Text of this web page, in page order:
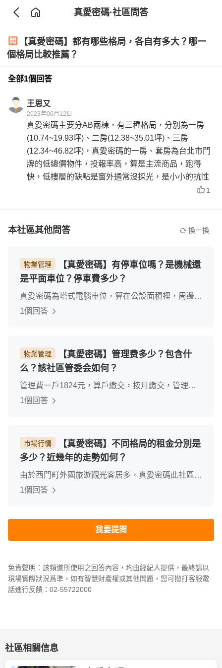
真愛密碼·社區問答
【真愛密碼】都有哪些格局，各自有多大？哪一
個格局比較推薦？
全部1個回答
王思又
2023年06月12日
真愛密碼主要分AB兩棟，有三種格局，分別為一房
(10.74~19.93坪)、二房(12.38~35.01坪)、三房
(12.34~46.82坪)，真愛密碼的一房、套房為台北市門
牌的低總價物件，投報率高，算是主流商品，跑得
快，低樓層的缺點是窗外通常沒採光，是小小的抗性
1
本社區其他問答 換一換
物業管理
【真愛密碼】有停車位嗎？是機械還
是平面車位？停車費多少？
真愛密碼為塔式電腦車位，算在公設面積裡，周邊有
峨嵋停車場，停車費區間落在三千五到五千內，西門
1個回答
物業管理
【真愛密碼】管理费多少？包含什
么？該社區管委会如何？
管理費一戶1824元，算戶繳交，按月繳交，管理費
包含社區維護，社區極為省電，和代收垃圾，代收信
為了維護住戶安全不可帶看。
1個回答
市場行情
【真愛密碼】不同格局的租金分別是
多少？近幾年的走勢如何？
由於西門町外國旅遊觀光客居多，真愛密碼此社區的
租金還算不錯，套房房型有開價到兩萬四千元整，兩
1個回答
我要提問
免責聲明：該頻道所使用之回答內容，均由經紀人提供，最終請以
現場實際狀況爲準，如有智慧財產權或其他問題，您可撥打客服電
話進行反饋：02-55722000
社區相關信息